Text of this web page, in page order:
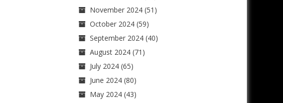
November 2024(51)
October 2024(59)
September 2024(40)
August 2024(71)
July 2024(65)
June 2024(80)
May 2024(43)